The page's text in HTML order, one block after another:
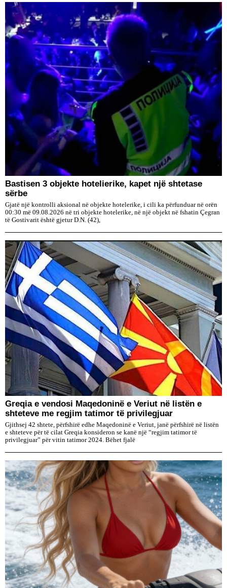
Bastisen 3 objekte hotelierike, kapet një shtetase
sërbe
Gjatë një kontrolli aksional në objekte hotelerike, i cili ka përfunduar në orën
00:30 më 09.08.2026 në tri objekte hotelerike, në një objekt në fshatin Çegran
të Gostivarit është gjetur D.N. (42),
Greqia e vendosi Maqedoninë e Veriut në listën e
shteteve me regjim tatimor të privilegjuar
Gjithsej 42 shtete, përfshirë edhe Maqedoninë e Veriut, janë përfshirë në listën
e shteteve për të cilat Greqia konsideron se kanë një “regjim tatimor të
privilegjuar” për vitin tatimor 2024. Bëhet fjalë